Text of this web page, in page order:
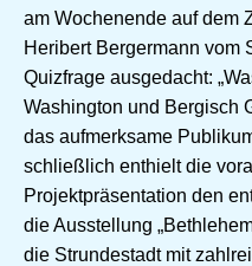
am Wochenende auf dem
Heribert Bergermann vom
Quizfrage ausgedacht:
Washington und Bergisch
das aufmerksame
schließlich enthielt die
Projektpräsentation den
die Ausstellung
die Strundestadt mit